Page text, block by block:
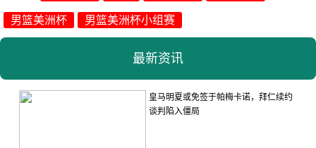
男篮美洲杯 男篮美洲杯小组赛
最新资讯
皇马明夏或免签于帕梅卡诺，拜仁续约
谈判陷入僵局